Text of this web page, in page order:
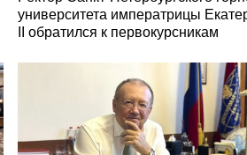
университета императрицы
II обратился к первокурсникам